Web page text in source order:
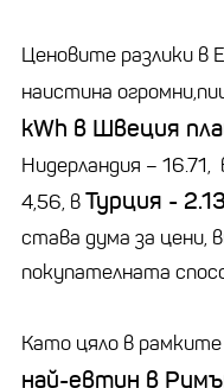
Ценовите разлики в
наистина
kWh в Швеция
Нидерландия –
4,56, вТурция -
става дума за цени,
покупателната
Като цяло в
най-евтин в